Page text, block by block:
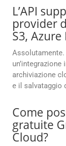
L’API
provider
S3,
archiviazione
e il salvataggio
Come
gratuite
Cloud?